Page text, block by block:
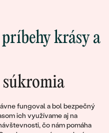
súkromia
fungoval a bol bezpečný
ich využívame aj na
čo nám pomáha
krásy a